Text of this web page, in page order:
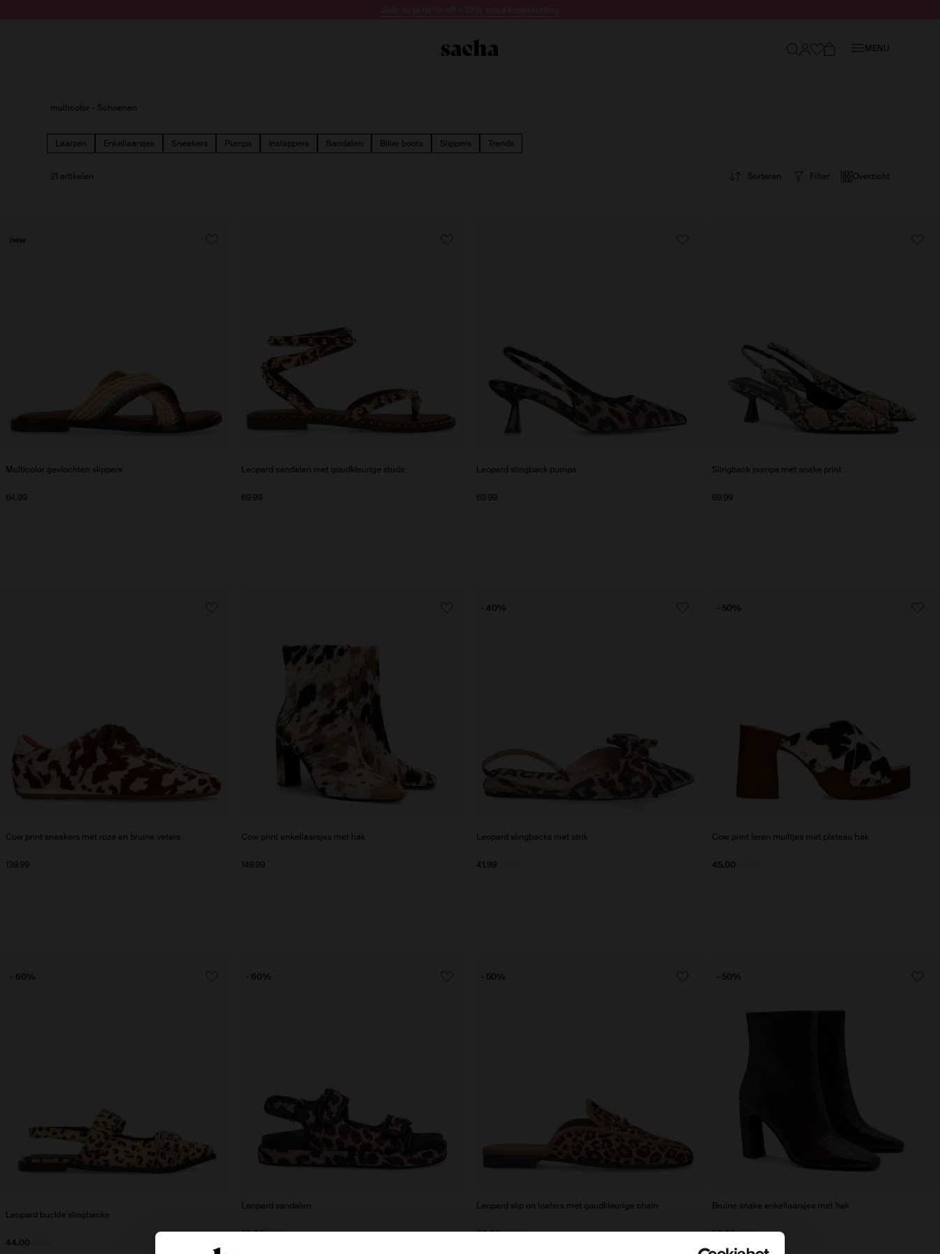
MENU
multicolor - Schoenen
Laarzen Enkellaarsjes Sneakers Pumps Instappers Sandalen Biker boots Slippers Trends
Filter Overzicht
21 artikelen Sorteren
Multicolor gevlochten slippers
64.99
new
Leopard sandalen met goudkleurige studs
69.99
Leopard slingback pumps
69.99
Slingback pumps met snake print
69.99
Cow print sneakers met roze en bruine veters
139.99
Cow print enkellaarsjes met hak
149.99
Leopard slingbacks met strik
41.99
- 40%
Cow print leren muiltjes met plateau hak
45.00
- 50%
Leopard buckle slingbacks
44.00
- 60%
Leopard sandalen
79.98
32.00
- 60%
Leopard slip on loafers met goudkleurige chain
120.00
60.00
- 50%
Bruine snake enkellaarsjes met hak
99.98
50.00
- 50%